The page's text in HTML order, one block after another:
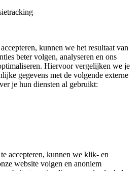
kunnen we het resultaat van
beter volgen, analyseren en ons
Hiervoor vergelijken we je
gegevens met de volgende externe
je hun diensten al gebruikt:
accepteren, kunnen we klik- en
website volgen en anoniem